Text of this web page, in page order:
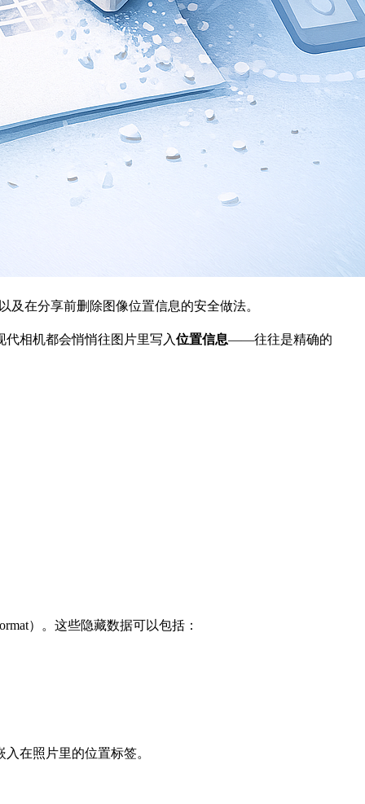
在分享前删除图像位置信息的安全做法。
相机都会悄悄往图片里写入位置信息——往往是精确的
）。这些隐藏数据可以包括：
在照片里的位置标签。